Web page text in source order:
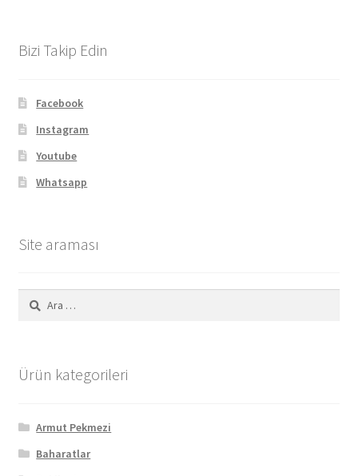
Bizi Takip Edin
Facebook
Instagram
Youtube
Whatsapp
Site araması
Arama:
Ürün kategorileri
Armut Pekmezi
Baharatlar